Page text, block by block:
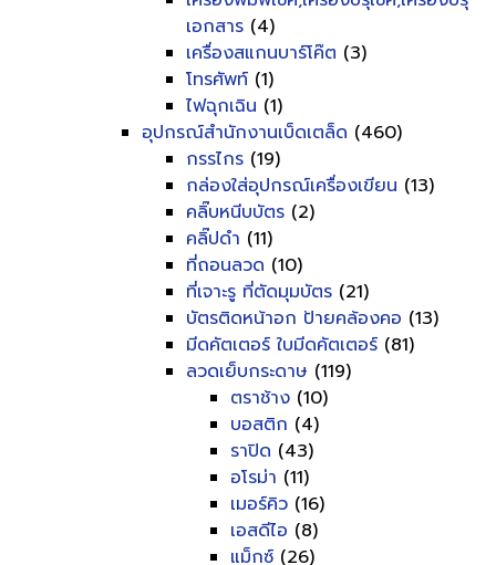
เอกสาร (4)
เครื่องสแกนบาร์โค๊ต (3)
โทรศัพท์ (1)
ไฟฉุกเฉิน (1)
อุปกรณ์สำนักงานเบ็ดเตล็ด (460)
กรรไกร (19)
กล่องใส่อุปกรณ์เครื่องเขียน (13)
คลิ๊บหนีบบัตร (2)
คลิ๊ปดำ (11)
ที่ถอนลวด (10)
ที่เจาะรู ที่ตัดมุมบัตร (21)
บัตรติดหน้าอก ป้ายคล้องคอ (13)
มีดคัตเตอร์ ใบมีดคัตเตอร์ (81)
ลวดเย็บกระดาษ (119)
ตราช้าง (10)
บอสติก (4)
ราปิด (43)
อโรม่า (11)
เมอร์คิว (16)
เอสดีไอ (8)
แม็กซ์ (26)